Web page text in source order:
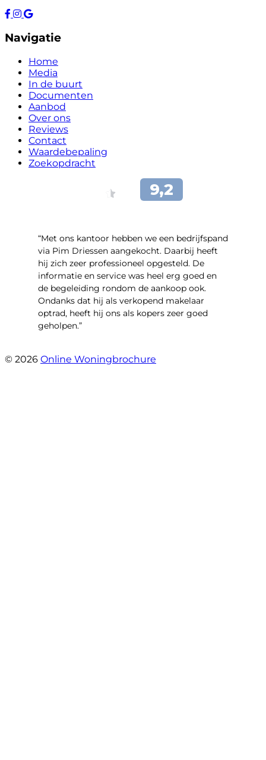
Navigatie
Home
Media
In de buurt
Documenten
Aanbod
Over ons
Reviews
Contact
Waardebepaling
Zoekopdracht
“Met ons kantoor hebben we een bedrijfspand
via Pim Driessen aangekocht. Daarbij heeft
hij zich zeer professioneel opgesteld. De
informatie en service was heel erg goed en
de begeleiding rondom de aankoop ook.
Ondanks dat hij als verkopend makelaar
optrad, heeft hij ons als kopers zeer goed
geholpen.”
© 2026 Online Woningbrochure